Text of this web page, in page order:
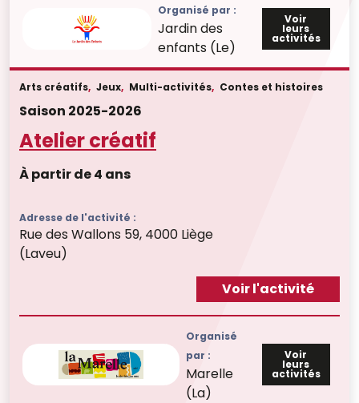
Organisé par :
Jardin des
enfants (Le)
Voir
leurs
activités
Organisé
par :
Marelle
(La)
Voir
leurs
activités
Arts créatifs, Jeux, Multi-activités, Contes et histoires
Saison 2025-2026
Atelier créatif
À partir de 4 ans
Adresse de l'activité :
Rue des Wallons 59, 4000 Liège
(Laveu)
Voir l'activité